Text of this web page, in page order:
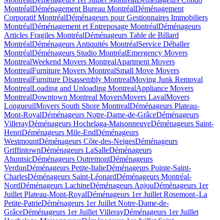
MontréalDéménagement Bureau MontréalDéménagement
Corporatif MontréalDéménageurs pour Gestionnaires Immobiliers
MontréalDéménagement et Entreposage MontréalDéménageurs
Articles Fragiles MontréalDéménageurs Table de Billard
MontréalDéménageurs Antiquités MontréalService Déballer
MontréalDéménageurs Studio MontréalEmergency Movers
MontrealWeekend Movers MontrealApartment Movers
MontrealFurniture Movers MontrealSmall Move Movers
MontrealFurniture Disassembly MontrealMoving Junk Removal
MontrealLoading and Unloading MontrealAppliance Movers
MontrealDowntown Montreal MoversMovers LavalMovers
LongueuilMovers South Shore MontrealDéménageurs Plateau-
Mont-RoyalDéménageurs Notre-Dame-de-GrâceDéménageurs
VillerayDéménageurs Hochelaga-MaisonneuveDéménageurs Saint-
HenriDéménageurs Mile-EndDéménageurs
WestmountDéménageurs Côte-des-NeigesDéménageurs
GriffintownDéménageurs LaSalleDéménageurs
AhuntsicDéménageurs OutremontDéménageurs
VerdunDéménageurs Petite-ItalieDéménageurs Pointe-Saint-
CharlesDéménageurs Saint-LéonardDéménageurs Montréal-
NordDéménageurs LachineDéménageurs AnjouDéménageurs 1er
Juillet Plateau-Mont-RoyalDéménageurs 1er Juillet Rosemont–La
Petite-PatrieDéménageurs 1er Juillet Notre-Dame-de-
GrâceDéménageurs 1er Juillet VillerayDéménageurs 1er Juillet